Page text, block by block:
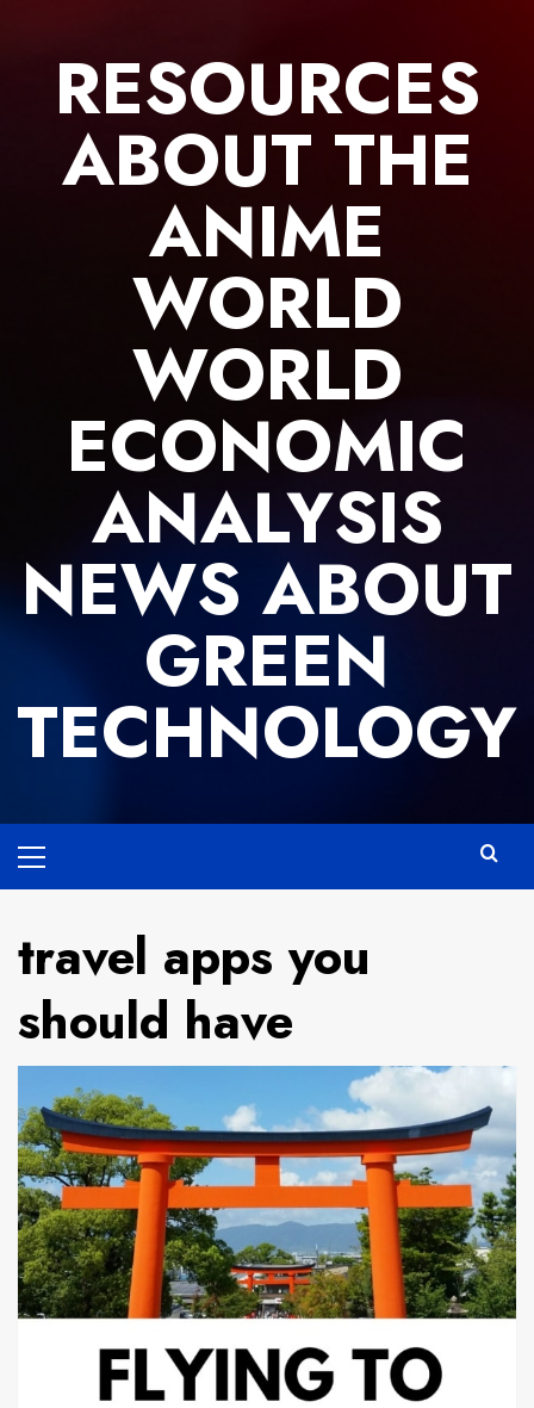
RESOURCES
ABOUT THE
ANIME
WORLD
WORLD
ECONOMIC
ANALYSIS
NEWS ABOUT
GREEN
TECHNOLOGY
Menu
travel apps you
should have